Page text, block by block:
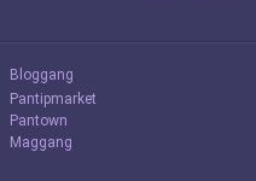
Bloggang
Pantipmarket
Pantown
Maggang